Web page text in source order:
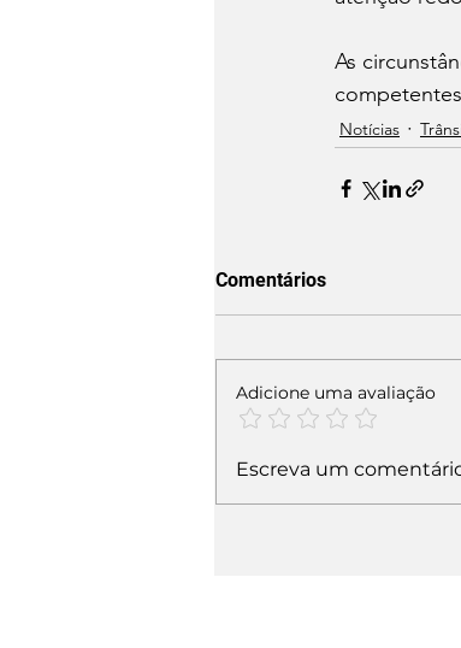
As
Notícias
Comentários
Adicione uma avaliação
Escreva um